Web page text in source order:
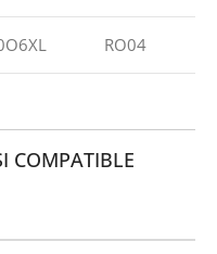
RO04
COMPATIBLE